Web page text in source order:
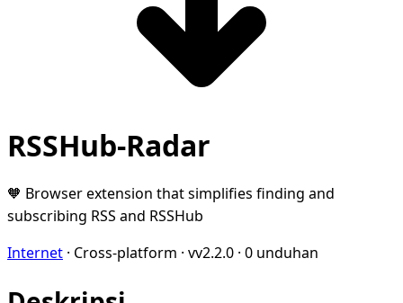
RSSHub-Radar
🧡 Browser extension that simplifies finding and
subscribing RSS and RSSHub
Internet · Cross-platform · vv2.2.0 · 0 unduhan